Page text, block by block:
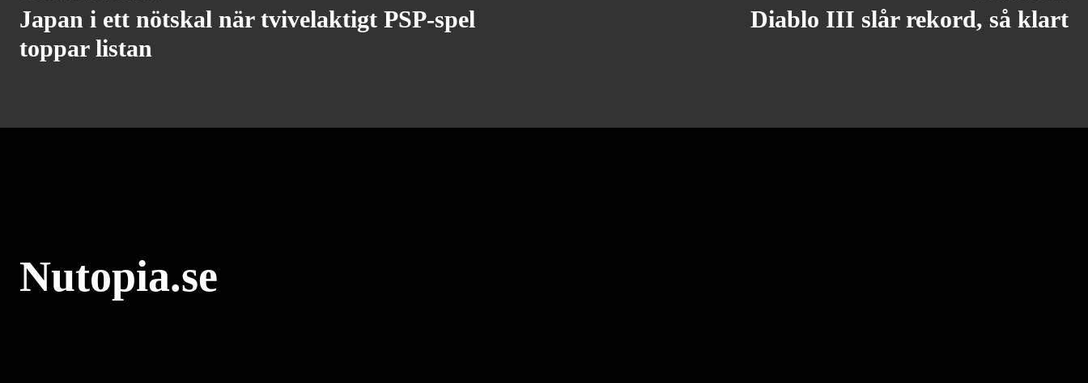
Japan i ett nötskal när tvivelaktigt PSP-spel
toppar listan
Diablo III slår rekord, så klart
Nutopia.se